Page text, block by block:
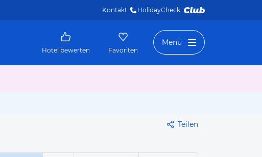
Kontakt HolidayCheck
Hotel bewerten Favoriten
Menü
Teilen